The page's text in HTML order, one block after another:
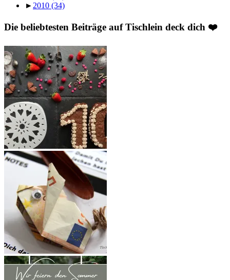
► 2010 (34)
Die beliebtesten Beiträge auf Tischlein deck dich ❤️